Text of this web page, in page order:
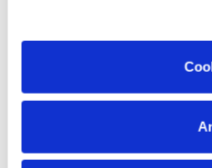
Eigenverantwortlicher,
Attraktives Gehalt: nach
Zusatzleistungen +
Urlaub: 30 Tage